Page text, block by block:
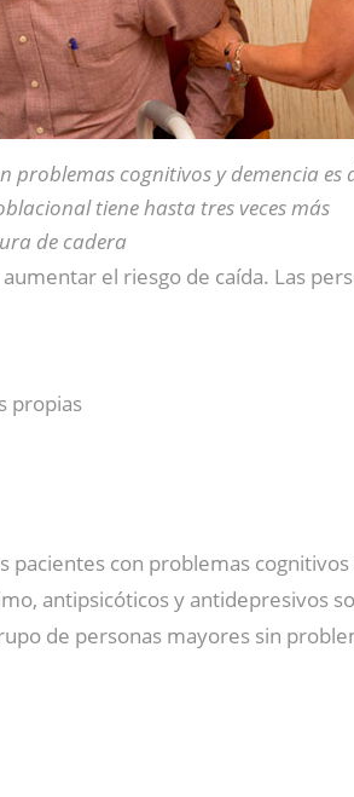
problemas cognitivos y demencia es
tiene hasta tres veces más
de cadera
el riesgo de caída. Las
propias
con problemas
antipsicóticos y antidepresivos
de personas mayores sin